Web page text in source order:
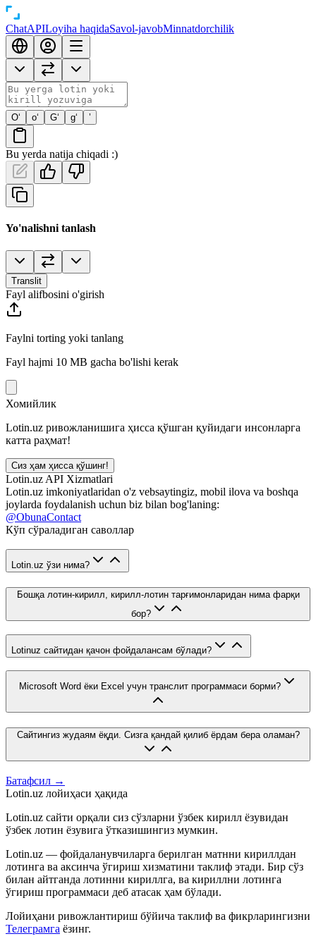
ChatAPILoyiha haqidaSavol-javobMinnatdorchilik
O‘ o‘ G‘ g‘ ’
Bu yerda natija chiqadi :)
Yo'nalishni tanlash
Translit
Fayl alifbosini o'girish
Faylni torting yoki tanlang
Fayl hajmi 10 MB gacha bo'lishi kerak
Хомийлик
Lotin.uz ривожланишига ҳисса қўшган қуйидаги инсонларга
катта раҳмат!
Сиз ҳам ҳисса қўшинг!
Lotin.uz API Xizmatlari
Lotin.uz imkoniyatlaridan o'z vebsaytingiz, mobil ilova va boshqa
joylarda foydalanish uchun biz bilan bog'laning:
@ObunaContact
Кўп сўраладиган саволлар
Lotin.uz ўзи нима?
Бошқа лотин-кирилл, кирилл-лотин тарғимонларидан нима фарқи
бор?
Lotinuz сайтидан қачон фойдалансам бўлади?
Microsoft Word ёки Excel учун транслит программаси борми?
Сайтингиз жудаям ёқди. Сизга қандай қилиб ёрдам бера оламан?
Батафсил →
Lotin.uz лойиҳаси ҳақида
Lotin.uz сайти орқали сиз сўзларни ўзбек кирилл ёзувидан
ўзбек лотин ёзувига ўтказишингиз мумкин.
Lotin.uz — фойдаланувчиларга берилган матнни кириллдан
лотинга ва аксинча ўгириш хизматини таклиф этади. Бир сўз
билан айтганда лотинни кириллга, ва кириллни лотинга
ўгириш программаси деб атасак ҳам бўлади.
Лойиҳани ривожлантириш бўйича таклиф ва фикрларингизни
Телеграмга ёзинг.